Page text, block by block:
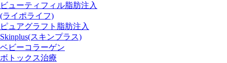
ビューティフィル脂肪注入
(ライポライフ)
ピュアグラフト脂肪注入
Skinplus(スキンプラス)
ベビーコラーゲン
ボトックス治療